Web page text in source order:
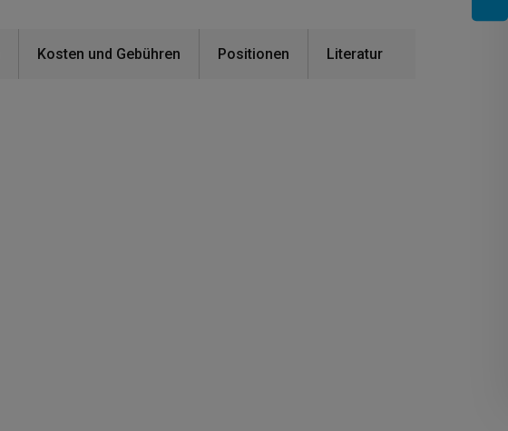
Kosten und Gebühren Positionen Literatur